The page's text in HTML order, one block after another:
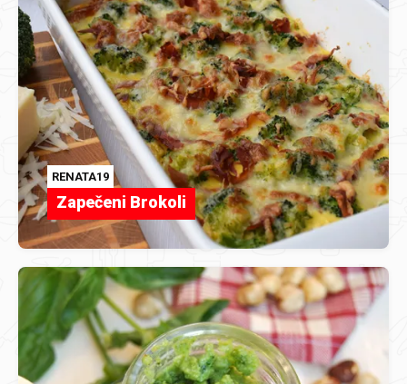
RENATA19
Zapečeni Brokoli